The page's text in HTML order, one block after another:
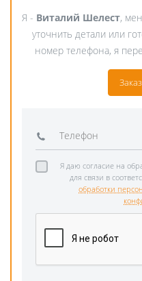
Я - Виталий Шелест,
уточнить детали или
номер телефона, я
Я даю согласие на
для связи в
обработки